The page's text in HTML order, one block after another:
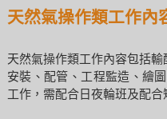
天然氣操作類工作內
天然氣操作類工作內容包括
安裝、配管、工程監造、繪
工作，需配合日夜輪班及配